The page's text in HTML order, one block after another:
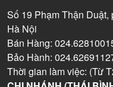
Số 19 Phạm Thận
Hà Nội
Bán Hàng:
Bảo Hành:
Thời gian làm việc: (Từ